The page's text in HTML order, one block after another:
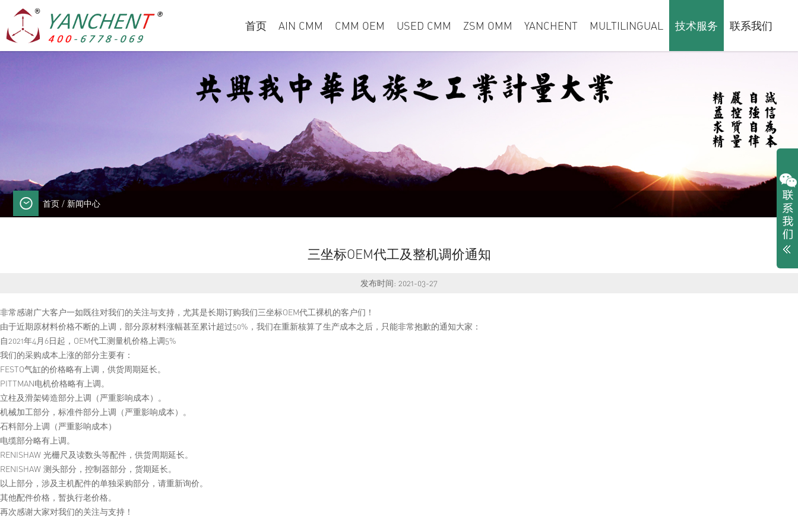
首页 AIN CMM CMM OEM USED CMM ZSM OMM YANCHENT MULTILINGUAL 技术服务 联系我们
首页 / 新闻中心
三坐标OEM代工及整机调价通知
发布时间: 2021-03-27
非常感谢广大客户一如既往对我们的关注与支持，尤其是长期订购我们三坐标OEM代工裸机的客户们！
由于近期原材料价格不断的上调，部分原材料涨幅甚至累计超过50%，我们在重新核算了生产成本之后，只能非常抱歉的通知大家：
自2021年4月6日起，OEM代工测量机价格上调5%
我们的采购成本上涨的部分主要有：
FESTO气缸的价格略有上调，供货周期延长。
PITTMAN电机价格略有上调。
立柱及滑架铸造部分上调（严重影响成本）。
机械加工部分，标准件部分上调（严重影响成本）。
石料部分上调（严重影响成本）
电缆部分略有上调。
RENISHAW 光栅尺及读数头等配件，供货周期延长。
RENISHAW 测头部分，控制器部分，货期延长。
以上部分，涉及主机配件的单独采购部分，请重新询价。
其他配件价格，暂执行老价格。
再次感谢大家对我们的关注与支持！